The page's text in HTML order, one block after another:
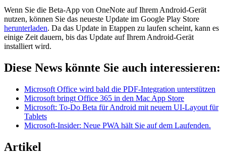
Wenn Sie die Beta-App von OneNote auf Ihrem Android-Gerät
nutzen, können Sie das neueste Update im Google Play Store
herunterladen. Da das Update in Etappen zu laufen scheint, kann es
einige Zeit dauern, bis das Update auf Ihrem Android-Gerät
installiert wird.
Diese News könnte Sie auch interessieren:
Microsoft Office wird bald die PDF-Integration unterstützen
Microsoft bringt Office 365 in den Mac App Store
Microsoft: To-Do Beta für Android mit neuem UI-Layout für
Tablets
Microsoft-Insider: Neue PWA hält Sie auf dem Laufenden.
Artikel